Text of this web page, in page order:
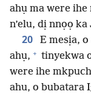
ahụ ma were
n’elu, dị nnọọ
20 E mesịa,
ahụ, + tinyekwa
were ihe
ahu, o bubatara